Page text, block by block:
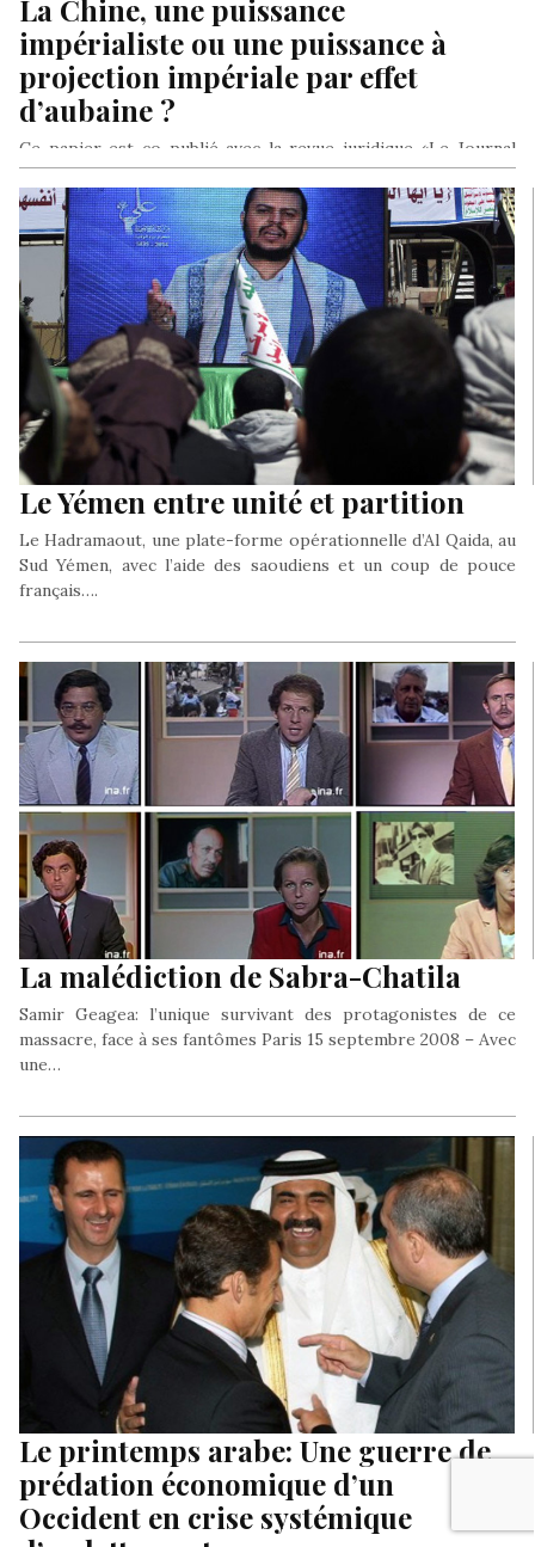
La Chine, une puissance
impérialiste ou une puissance à
projection impériale par effet
d’aubaine ?
Ce papier est co-publié avec la revue juridique «Le Journal
Spécial des Sociétés» (JSS) en Janvier 2022, à une date…
Le Yémen entre unité et partition
Le Hadramaout, une plate-forme opérationnelle d’Al Qaida, au
Sud Yémen, avec l’aide des saoudiens et un coup de pouce
français….
La malédiction de Sabra-Chatila
Samir Geagea: l’unique survivant des protagonistes de ce
massacre, face à ses fantômes Paris 15 septembre 2008 – Avec
une…
Le printemps arabe: Une guerre de
prédation économique d’un
Occident en crise systémique